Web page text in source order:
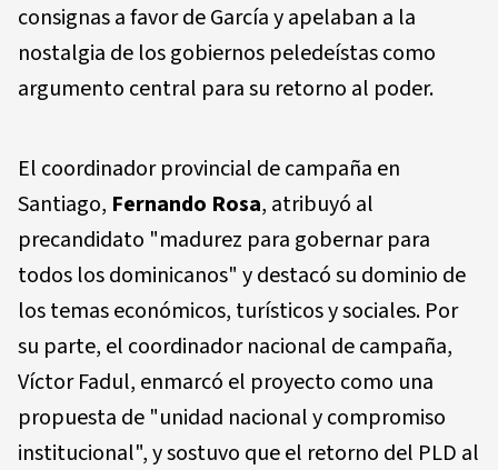
consignas a favor de García y apelaban a la
nostalgia de los gobiernos peledeístas como
argumento central para su retorno al poder.
El coordinador provincial de campaña en
Santiago, Fernando Rosa, atribuyó al
precandidato "madurez para gobernar para
todos los dominicanos" y destacó su dominio de
los temas económicos, turísticos y sociales. Por
su parte, el coordinador nacional de campaña,
Víctor Fadul, enmarcó el proyecto como una
propuesta de "unidad nacional y compromiso
institucional", y sostuvo que el retorno del PLD al